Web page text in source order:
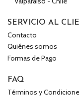
SERVICIO AL
Contacto
Quiénes somos
Formas de Pago
FAQ
Términos y